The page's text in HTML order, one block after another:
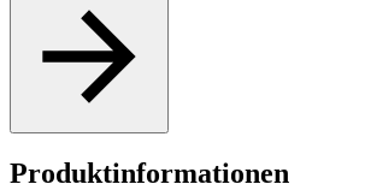
Produktinformationen